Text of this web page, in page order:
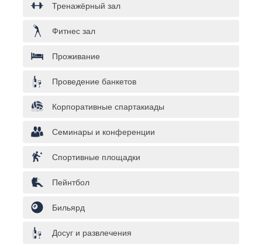
Тренажёрный зал
Фитнес зал
Проживание
Проведение банкетов
Корпоративные спартакиады
Семинары и конференции
Спортивные площадки
Пейнтбол
Бильярд
Досуг и развлечения